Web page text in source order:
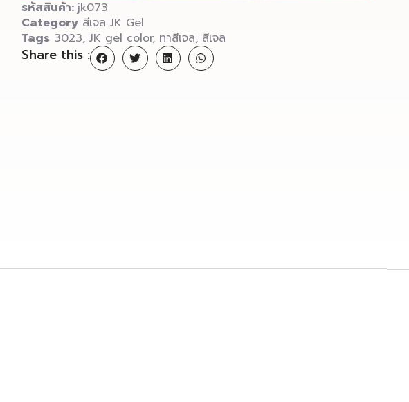
รหัสสินค้า: jk073
Category สีเจล JK Gel
Tags 3023, JK gel color, ทาสีเจล, สีเจล
Share this :